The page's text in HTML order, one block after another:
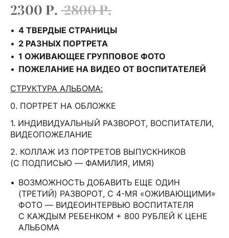
2300 Р. 2800 Р.
4 ТВЕРДЫЕ СТРАНИЦЫ
2 РАЗНЫХ ПОРТРЕТА
1 ОЖИВАЮЩЕЕ ГРУППОВОЕ ФОТО
ПОЖЕЛАНИЕ НА ВИДЕО ОТ ВОСПИТАТЕЛЕЙ
СТРУКТУРА АЛЬБОМА:
0. ПОРТРЕТ НА ОБЛОЖКЕ
1. ИНДИВИДУАЛЬНЫЙ РАЗВОРОТ, ВОСПИТАТЕЛИ,
ВИДЕОПОЖЕЛАНИЕ
2. КОЛЛАЖ ИЗ ПОРТРЕТОВ ВЫПУСКНИКОВ
(С ПОДПИСЬЮ — ФАМИЛИЯ, ИМЯ)
ВОЗМОЖНОСТЬ ДОБАВИТЬ ЕЩЕ ОДИН
(ТРЕТИЙ) РАЗВОРОТ, С 4-МЯ «ОЖИВАЮЩИМИ»
ФОТО — ВИДЕОИНТЕРВЬЮ ВОСПИТАТЕЛЯ
С КАЖДЫМ РЕБЕНКОМ + 800 РУБЛЕЙ К ЦЕНЕ
АЛЬБОМА